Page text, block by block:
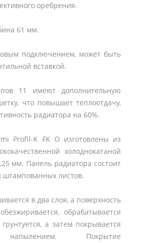
оребрения.
61 мм.
подключением, может быть
вставкой.
11 имеют дополнительную
что повышает теплоотдачу,
радиатора на 60%.
Profil-K FK O изготовлены из
холоднокатаной
мм. Панель радиатора состоит
штампованных листов.
в два слоя, а поверхность
обрабатывается
а затем покрывается
Покрытие